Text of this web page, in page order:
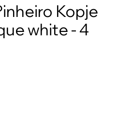
Kopje
white - 4